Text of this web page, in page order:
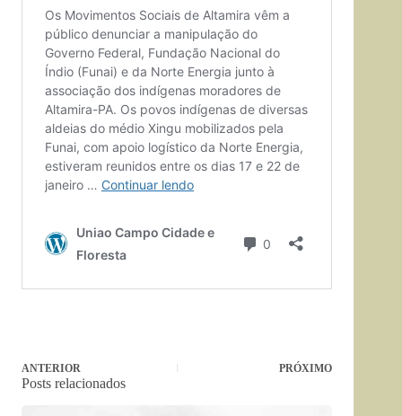
ANTERIOR PRÓXIMO
Posts relacionados